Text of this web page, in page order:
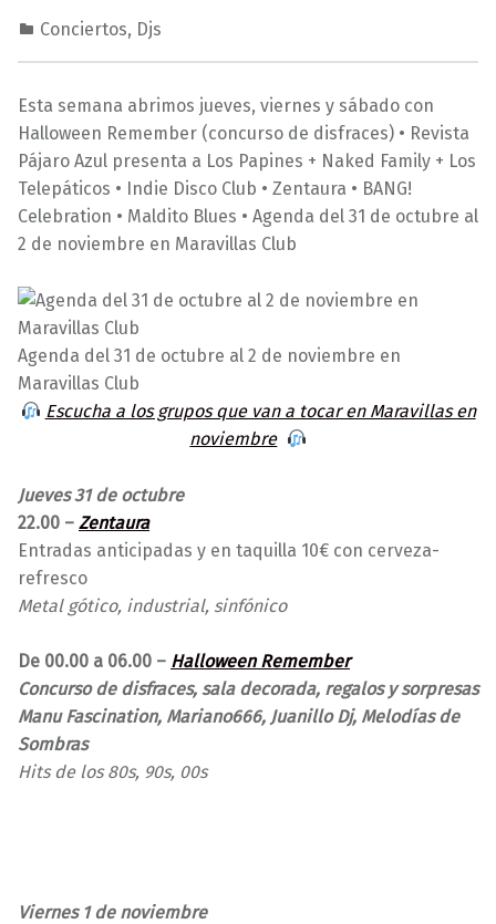
3
/
1
0
/
2
0
9
0
Conciertos, Djs
M
r
a
v
i
l
l
s
Esta semana abrimos jueves, viernes y sábado con
Halloween Remember (concurso de disfraces) • Revista
Pájaro Azul presenta a Los Papines + Naked Family + Los
Telepáticos • Indie Disco Club • Zentaura • BANG!
Celebration • Maldito Blues • Agenda del 31 de octubre al
2 de noviembre en Maravillas Club
Agenda del 31 de octubre al 2 de noviembre en
Maravillas Club
Escucha a los grupos que van a tocar en Maravillas en
noviembre
Jueves 31 de octubre
22.00 – Zentaura
Entradas anticipadas y en taquilla 10€ con cerveza-
refresco
Metal gótico, industrial, sinfónico
De 00.00 a 06.00 – Halloween Remember
Concurso de disfraces, sala decorada, regalos y sorpresas
Manu Fascination, Mariano666, Juanillo Dj, Melodías de
Sombras
Hits de los 80s, 90s, 00s
Viernes 1 de noviembre